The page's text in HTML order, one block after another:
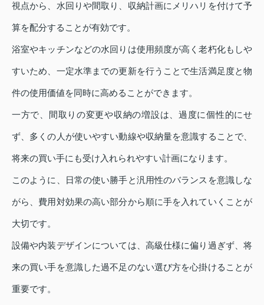
視点から、水回りや間取り、収納計画にメリハリを付けて予
算を配分することが有効です。
浴室やキッチンなどの水回りは使用頻度が高く老朽化もしや
すいため、一定水準までの更新を行うことで生活満足度と物
件の使用価値を同時に高めることができます。
一方で、間取りの変更や収納の増設は、過度に個性的にせ
ず、多くの人が使いやすい動線や収納量を意識することで、
将来の買い手にも受け入れられやすい計画になります。
このように、日常の使い勝手と汎用性のバランスを意識しな
がら、費用対効果の高い部分から順に手を入れていくことが
大切です。
設備や内装デザインについては、高級仕様に偏り過ぎず、将
来の買い手を意識した過不足のない選び方を心掛けることが
重要です。